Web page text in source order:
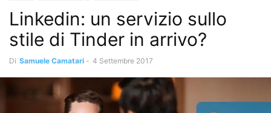
Linkedin: un servizio sullo
stile di Tinder in arrivo?
Di Samuele Camatari - 4 Settembre 2017